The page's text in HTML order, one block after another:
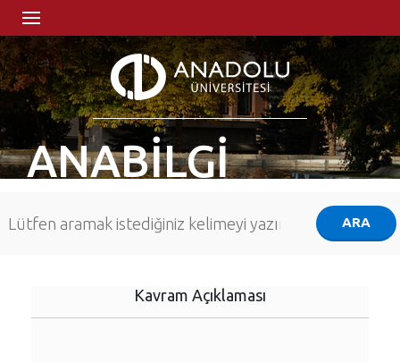
ANABİLGİ
Kavram Açıklaması